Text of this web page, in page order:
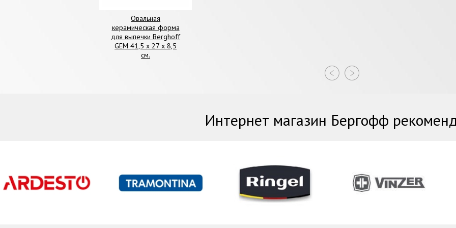
Овальная
керамическая форма
для выпечки Berghoff
GEM 41,5 х 27 х 8,5
см.
Интернет магазин Бергофф